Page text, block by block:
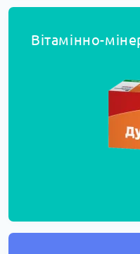
Вітамінно-